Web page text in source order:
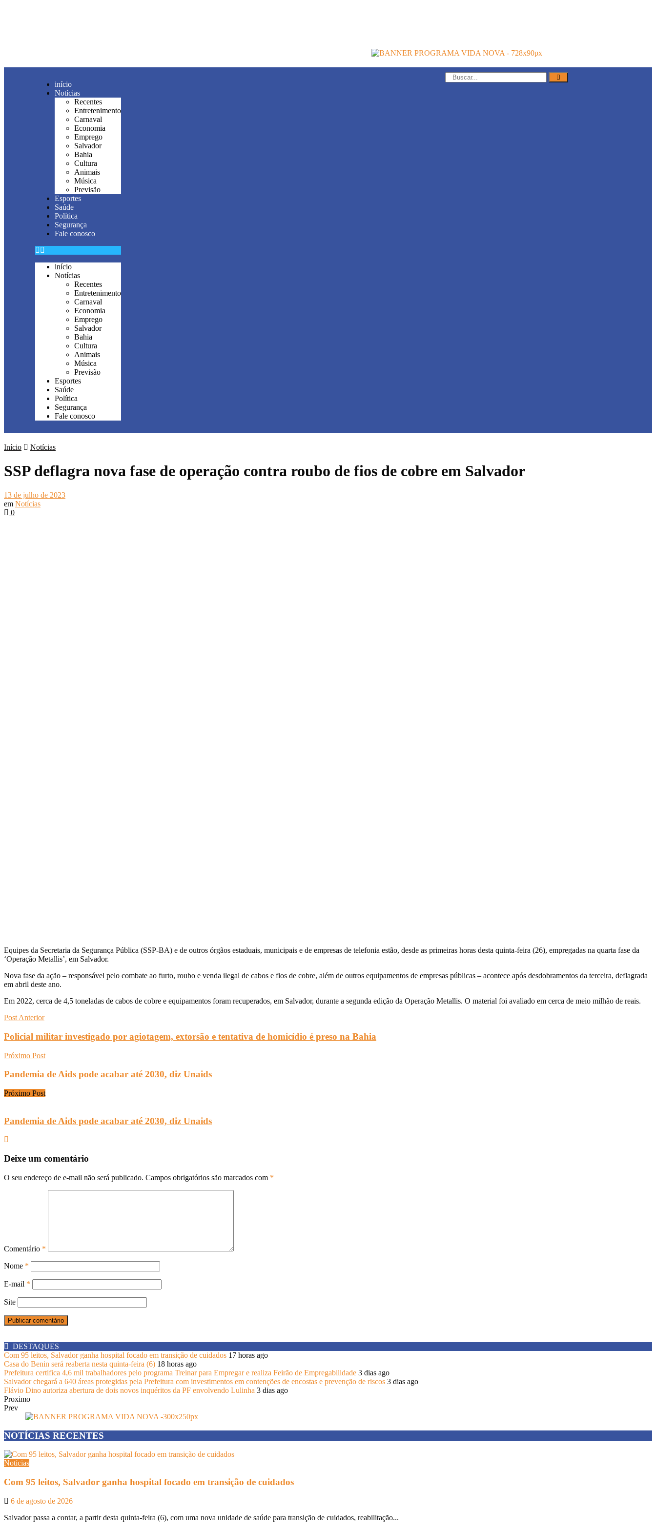
início
Notícias
Recentes
Entretenimento
Carnaval
Economia
Emprego
Salvador
Bahia
Cultura
Animais
Música
Previsão
Esportes
Saúde
Política
Segurança
Fale conosco
início
Notícias
Recentes
Entretenimento
Carnaval
Economia
Emprego
Salvador
Bahia
Cultura
Animais
Música
Previsão
Esportes
Saúde
Política
Segurança
Fale conosco
Início Notícias
SSP deflagra nova fase de operação contra roubo de fios de cobre em Salvador
13 de julho de 2023
em Notícias
0
Equipes da Secretaria da Segurança Pública (SSP-BA) e de outros órgãos estaduais, municipais e de empresas de telefonia estão, desde as primeiras horas desta quinta-feira (26), empregadas na quarta fase da
‘Operação Metallis’, em Salvador.
Nova fase da ação – responsável pelo combate ao furto, roubo e venda ilegal de cabos e fios de cobre, além de outros equipamentos de empresas públicas – acontece após desdobramentos da terceira, deflagrada
em abril deste ano.
Em 2022, cerca de 4,5 toneladas de cabos de cobre e equipamentos foram recuperados, em Salvador, durante a segunda edição da Operação Metallis. O material foi avaliado em cerca de meio milhão de reais.
Post Anterior
Policial militar investigado por agiotagem, extorsão e tentativa de homicídio é preso na Bahia
Próximo Post
Pandemia de Aids pode acabar até 2030, diz Unaids
Próximo Post
Pandemia de Aids pode acabar até 2030, diz Unaids
Deixe um comentário
O seu endereço de e-mail não será publicado. Campos obrigatórios são marcados com *
Comentário *
Nome *
E-mail *
Site
DESTAQUES
Com 95 leitos, Salvador ganha hospital focado em transição de cuidados 17 horas ago
Casa do Benin será reaberta nesta quinta-feira (6) 18 horas ago
Prefeitura certifica 4,6 mil trabalhadores pelo programa Treinar para Empregar e realiza Feirão de Empregabilidade 3 dias ago
Salvador chegará a 640 áreas protegidas pela Prefeitura com investimentos em contenções de encostas e prevenção de riscos 3 dias ago
Flávio Dino autoriza abertura de dois novos inquéritos da PF envolvendo Lulinha 3 dias ago
Proximo
Prev
NOTÍCIAS RECENTES
Notícias
Com 95 leitos, Salvador ganha hospital focado em transição de cuidados
6 de agosto de 2026
Salvador passa a contar, a partir desta quinta-feira (6), com uma nova unidade de saúde para transição de cuidados, reabilitação...